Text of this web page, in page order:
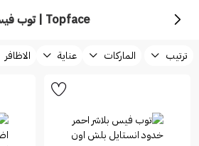
Topface | توب فيس
ترتيب الماركات عناية الاظافر